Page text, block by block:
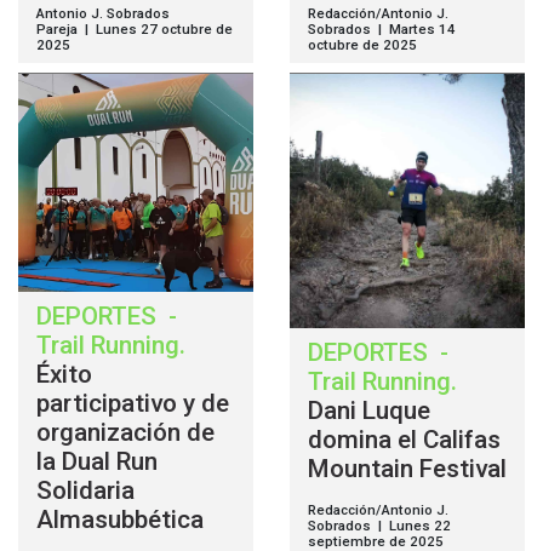
Antonio J. Sobrados
Pareja | Lunes 27 octubre de
2025
Redacción/Antonio J.
Sobrados | Martes 14
octubre de 2025
DEPORTES -
Trail Running.
Éxito
participativo y de
organización de
la Dual Run
Solidaria
Almasubbética
DEPORTES -
Trail Running.
Dani Luque
domina el Califas
Mountain Festival
Redacción/Antonio J.
Sobrados | Lunes 22
septiembre de 2025